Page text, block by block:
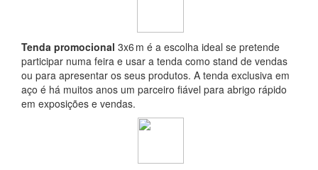
Tenda promocional 3x6 m é a escolha ideal se pretende
participar numa feira e usar a tenda como stand de vendas
ou para apresentar os seus produtos. A tenda exclusiva em
aço é há muitos anos um parceiro fiável para abrigo rápido
em exposições e vendas.